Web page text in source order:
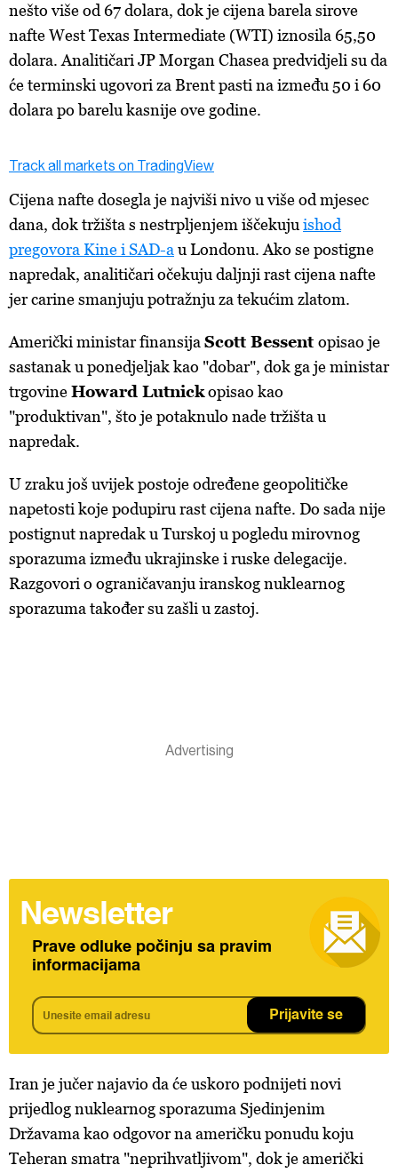
nešto više od 67 dolara, dok je cijena barela sirove
nafte West Texas Intermediate (WTI) iznosila 65,50
dolara. Analitičari JP Morgan Chasea predvidjeli su da
će terminski ugovori za Brent pasti na između 50 i 60
dolara po barelu kasnije ove godine.
Track all markets on TradingView
Cijena nafte dosegla je najviši nivo u više od mjesec
dana, dok tržišta s nestrpljenjem iščekuju ishod
pregovora Kine i SAD-a u Londonu. Ako se postigne
napredak, analitičari očekuju daljnji rast cijena nafte
jer carine smanjuju potražnju za tekućim zlatom.
Američki ministar finansija Scott Bessent opisao je
sastanak u ponedjeljak kao "dobar", dok ga je ministar
trgovineHoward Lutnickopisao kao
"produktivan", što je potaknulo nade tržišta u
napredak.
U zraku još uvijek postoje određene geopolitičke
napetosti koje podupiru rast cijena nafte. Do sada nije
postignut napredak u Turskoj u pogledu mirovnog
sporazuma između ukrajinske i ruske delegacije.
Razgovori o ograničavanju iranskog nuklearnog
sporazuma također su zašli u zastoj.
Newsletter
Prave odluke počinju sa pravim
informacijama
Prijavite se
Iran je jučer najavio da će uskoro podnijeti novi
prijedlog nuklearnog sporazuma Sjedinjenim
Državama kao odgovor na američku ponudu koju
Teheran smatra "neprihvatljivom", dok je američki